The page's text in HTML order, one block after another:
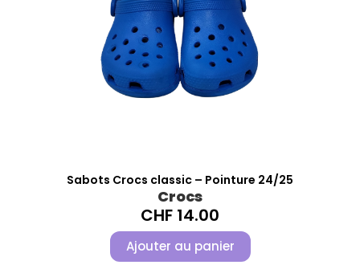
Sabots Crocs classic – Pointure 24/25
Crocs
CHF 14.00
Ajouter au panier